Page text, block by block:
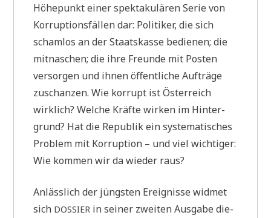
Höhe­punkt einer spek­ta­ku­lä­ren Serie von
Kor­rup­ti­ons­fäl­len dar: Poli­ti­ker, die sich
scham­los an der Staats­kas­se bedie­nen; die
mit­na­schen; die ihre Freun­de mit Posten
ver­sor­gen und ihnen öffent­li­che Auf­trä­ge
zuschan­zen. Wie kor­rupt ist Öster­reich
wirk­lich? Wel­che Kräf­te wir­ken im Hin­ter­
grund? Hat die Repu­blik ein syste­ma­ti­sches
Pro­blem mit Kor­rup­ti­on – und viel wich­ti­ger:
Wie kom­men wir da wie­der raus?
Anläss­lich der jüng­sten Ereig­nis­se wid­met
sich DOSSIER in sei­ner zwei­ten Aus­ga­be die­